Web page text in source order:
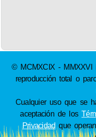
© MCMXCIX -
reproducción total o
Cualquier uso que se
aceptación de los
Privacidad que